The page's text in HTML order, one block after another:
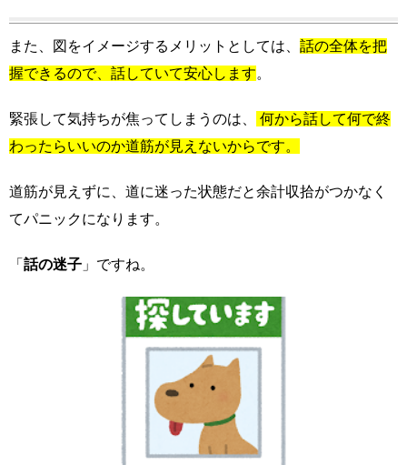
また、図をイメージするメリットとしては、 話の全体を把
握できるので、話していて安心します。
緊張して気持ちが焦ってしまうのは、
何から話して何で終
わったらいいのか道筋が見えないからです。
道筋が見えずに、道に迷った状態だと余計収拾がつかなく
てパニックになります。
「 話の迷子 」ですね。